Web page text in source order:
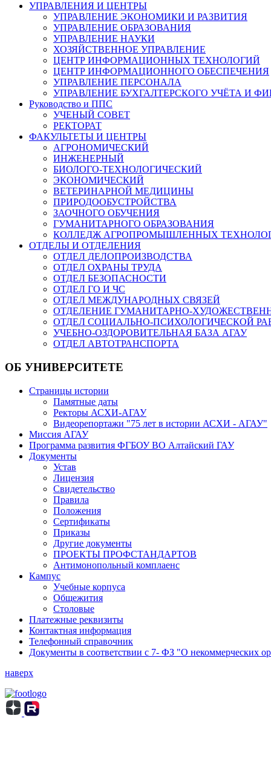
УПРАВЛЕНИЯ И ЦЕНТРЫ
УПРАВЛЕНИЕ ЭКОНОМИКИ И РАЗВИТИЯ
УПРАВЛЕНИЕ ОБРАЗОВАНИЯ
УПРАВЛЕНИЕ НАУКИ
ХОЗЯЙСТВЕННОЕ УПРАВЛЕНИЕ
ЦЕНТР ИНФОРМАЦИОННЫХ ТЕХНОЛОГИЙ
ЦЕНТР ИНФОРМАЦИОННОГО ОБЕСПЕЧЕНИЯ
УПРАВЛЕНИЕ ПЕРСОНАЛА
УПРАВЛЕНИЕ БУХГАЛТЕРСКОГО УЧЁТА И
Руководство и ППС
УЧЕНЫЙ СОВЕТ
РЕКТОРАТ
ФАКУЛЬТЕТЫ И ЦЕНТРЫ
АГРОНОМИЧЕСКИЙ
ИНЖЕНЕРНЫЙ
БИОЛОГО-ТЕХНОЛОГИЧЕСКИЙ
ЭКОНОМИЧЕСКИЙ
ВЕТЕРИНАРНОЙ МЕДИЦИНЫ
ПРИРОДООБУСТРОЙСТВА
ЗАОЧНОГО ОБУЧЕНИЯ
ГУМАНИТАРНОГО ОБРАЗОВАНИЯ
КОЛЛЕДЖ АГРОПРОМЫШЛЕННЫХ
ОТДЕЛЫ И ОТДЕЛЕНИЯ
ОТДЕЛ ДЕЛОПРОИЗВОДСТВА
ОТДЕЛ ОХРАНЫ ТРУДА
ОТДЕЛ БЕЗОПАСНОСТИ
ОТДЕЛ ГО И ЧС
ОТДЕЛ МЕЖДУНАРОДНЫХ СВЯЗЕЙ
ОТДЕЛЕНИЕ ГУМАНИТАРНО-
ОТДЕЛ СОЦИАЛЬНО-ПСИХОЛОГИЧЕСКОЙ
УЧЕБНО-ОЗДОРОВИТЕЛЬНАЯ БАЗА АГАУ
ОТДЕЛ АВТОТРАНСПОРТА
ОБ УНИВЕРСИТЕТЕ
Страницы истории
Памятные даты
Ректоры АСХИ-АГАУ
Видеорепортажи "75 лет в истории АСХИ - АГАУ"
Миссия АГАУ
Программа развития ФГБОУ ВО Алтайский ГАУ
Документы
Устав
Лицензия
Свидетельство
Правила
Положения
Сертификаты
Приказы
Другие документы
ПРОЕКТЫ ПРОФСТАНДАРТОВ
Антимонопольный комплаенс
Кампус
Учебные корпуса
Общежития
Столовые
Платежные реквизиты
Контактная информация
Телефонный справочник
Документы в соответствии с 7- ФЗ "О некоммерческих
наверх